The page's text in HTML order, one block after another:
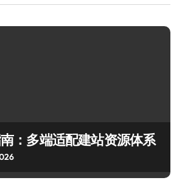
：多端适配建站资源体系